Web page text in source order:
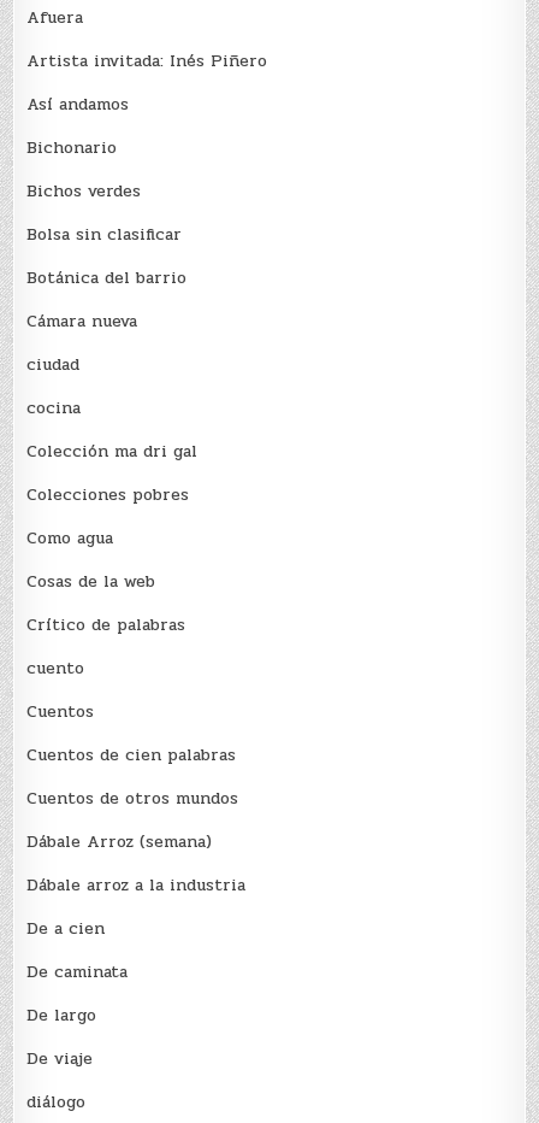
Afuera
Artista invitada: Inés Piñero
Así andamos
Bichonario
Bichos verdes
Bolsa sin clasificar
Botánica del barrio
Cámara nueva
ciudad
cocina
Colección ma dri gal
Colecciones pobres
Como agua
Cosas de la web
Crítico de palabras
cuento
Cuentos
Cuentos de cien palabras
Cuentos de otros mundos
Dábale Arroz (semana)
Dábale arroz a la industria
De a cien
De caminata
De largo
De viaje
diálogo